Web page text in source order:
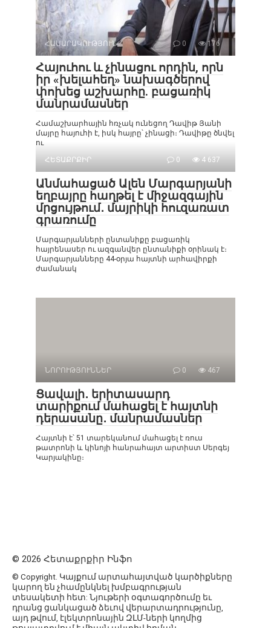
ՀԱՍԱՐԱԿՈՒԹՅՈՒՆ 0 176
Հայուհու և չինացու որդին, որն
իր «խելահեղ» նախագծերով
փոխեց աշխարհը. բացառիկ
մանրամասներ
Համաշխարհային հռչակ ունեցող Դավիթ Յանի
մայրը հայուհի է, իսկ հայրը՝ չինացի։ Դավիթը ծնվել
ու
ՀԵՏԱՔՐՔԻՐ
0 4 637
Անմահացած Ալեն Մարգարյանի
եղբայրը հաղթել է միջազգային
մրցույթում․ մայրիկի հուզառատ
գրառումը
Մարգարյանների ընտանիքը բացառիկ
հայրենասեր ու ազգանվեր ընտանիքի օրինակ է։
Մարգարյանները 44-օրյա հայտնի արհավիրքի
ժամանակ
ՆՈՐՈՒԹՅՈՒՆՆԵՐ 0 467
Ցավալի․ երիտասարդ
տարիքում մահացել է հայտնի
դերասանը․ մանրամասներ
Հայտնի է՝ 51 տարեկանում մահացել է ռուս
թատրոնի և կինոյի հանրահայտ արտիստ Սերգեյ
Կարյակինը։
© 2026 Հետաքրքիր Ինֆո
© Copyright. Կայքում արտահայտված կարծիքները
կարող են չհամընկնել խմբագրության
տեսակետի հետ: Նյութերի օգտագործումը եւ
դրանց ցանկացած ձեւով վերարտադրությունը,
այդ թվում, էլեկտրոնային ԶԼՄ-ների կողմից